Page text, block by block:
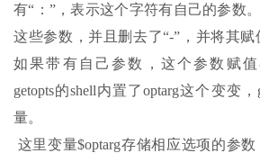
有“：”，表示这个字符有自己的参数
这些参数，并且删去了“-”，并将其赋
如果带有自己参数，这个参数赋值
getopts的shell内置了optarg这个变变
量。
这里变量$optarg存储相应选项的参